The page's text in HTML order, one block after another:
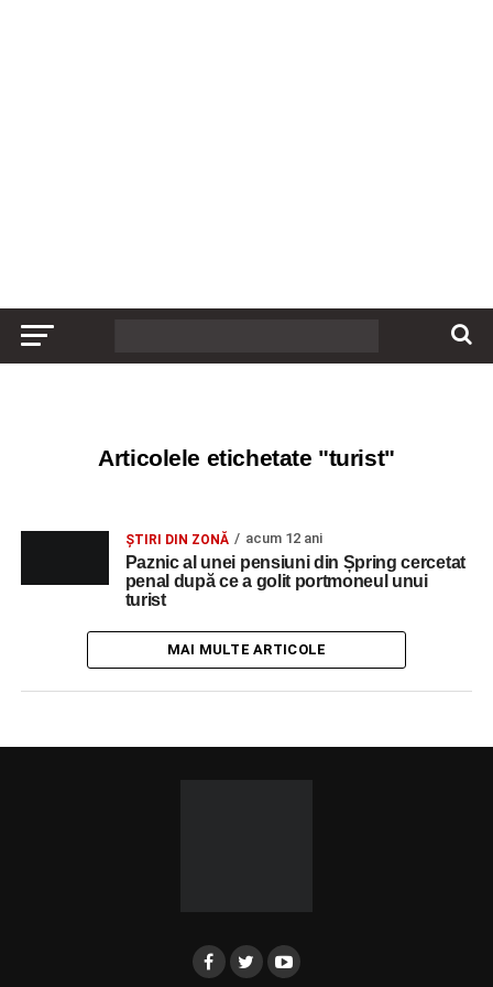
Articolele etichetate "turist"
ȘTIRI DIN ZONĂ acum 12 ani
Paznic al unei pensiuni din Șpring cercetat
penal după ce a golit portmoneul unui
turist
MAI MULTE ARTICOLE